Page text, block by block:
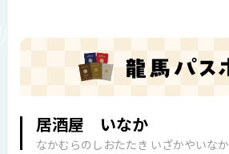
居酒屋 いなか
なかむらのしおたたき いざかやいなか